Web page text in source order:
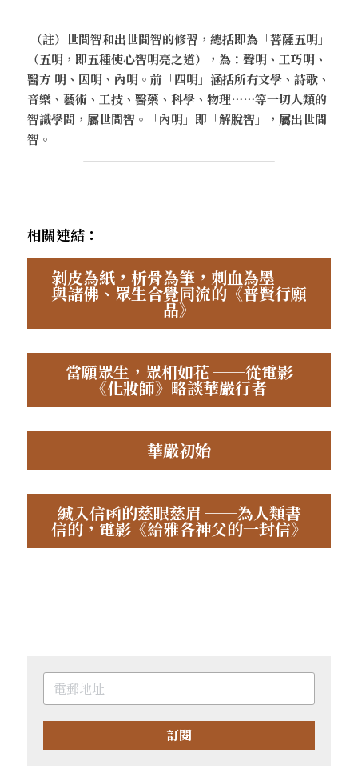
（五明，即五種使心智明亮之道），為：聲明、工巧明、
醫方 明、因明、內明。前「四明」涵括所有文學、詩歌、
音樂、藝術、工技、醫藥、科學、物理……等一切人類的
智識學問，屬世間智。「內明」即「解脫智」，屬出世間
智。
相關連結：
剝皮為紙，析骨為筆，刺血為墨——
與諸佛、眾生合覺同流的《普賢行願
品》
當願眾生，眾相如花 ──從電影
《化妝師》略談華嚴行者
華嚴初始
緘入信函的慈眼慈眉 ──為人類書
信的，電影《給雅各神父的一封信》
訂閱